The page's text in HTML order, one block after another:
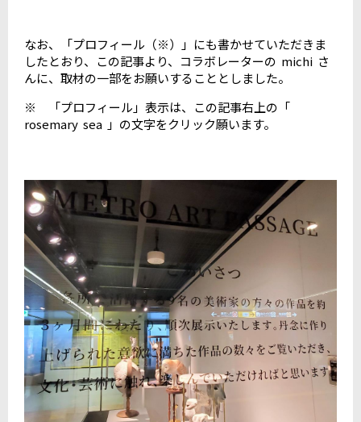
なお、「プロフィール（※）」にも書かせていただきま
したとおり、この記事より、コラボレーターの michi さ
んに、取材の一部をお願いすることとしました。
※ 「プロフィール」表示は、この記事右上の「
rosemary sea 」の文字をクリック願います。